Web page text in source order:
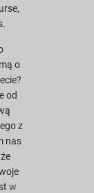
o
od
z
nas
w